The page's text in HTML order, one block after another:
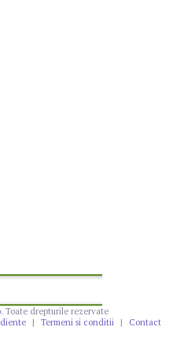
. Toate drepturile rezervate
| Termeni si conditii | Contact